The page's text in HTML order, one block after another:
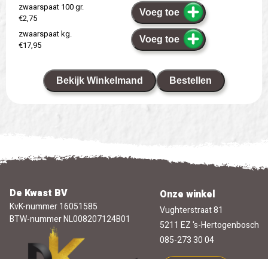
zwaarspaat 100 gr.
€2,75
Voeg toe
zwaarspaat kg.
€17,95
Voeg toe
Bekijk Winkelmand Bestellen
De Kwast BV
KvK-nummer 16051585
BTW-nummer NL008207124B01
Onze winkel
Vughterstraat 81
5211 EZ 's-Hertogenbosch
085-273 30 04